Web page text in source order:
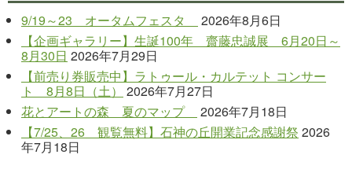
9/19～23 オータムフェスタ
2026年8月6日
【企画ギャラリー】生誕100年 齋藤忠誠展 6月20日～
8月30日 2026年7月29日
【前売り券販売中】ラトゥール・カルテット コンサー
ト 8月8日（土）
2026年7月27日
花とアートの森 夏のマップ
2026年7月18日
【7/25、26 観覧無料】石神の丘開業記念感謝祭 2026
年7月18日